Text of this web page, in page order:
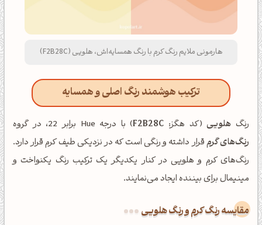
هارمونی ملایم رنگ کرم با رنگ همسایه‌اش، هلویی (F2B28C)
ترکیب هوشمند رنگ اصلی و همسایه
رنگ هلویی(کد هگز: F2B28C) با درجه Hue برابر 22، در گروه
رنگ‌های گرمقرار داشته و رنگی است که در نزدیکی طیف کرم قرار دارد.
رنگ‌های کرم و هلویی در کنار یکدیگر یک ترکیب رنگ یکنواخت و
مینیمال برای بیننده ایجاد می‌نمایند.
‌مقایسه رنگ کرم و رنگ هلویی